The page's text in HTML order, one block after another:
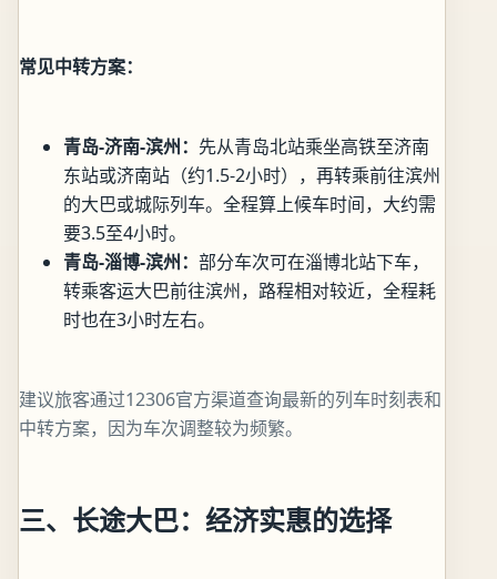
常见中转方案：
青岛-济南-滨州： 先从青岛北站乘坐高铁至济南
东站或济南站（约1.5-2小时），再转乘前往滨州
的大巴或城际列车。全程算上候车时间，大约需
要3.5至4小时。
青岛-淄博-滨州： 部分车次可在淄博北站下车，
转乘客运大巴前往滨州，路程相对较近，全程耗
时也在3小时左右。
建议旅客通过12306官方渠道查询最新的列车时刻表和
中转方案，因为车次调整较为频繁。
三、长途大巴：经济实惠的选择